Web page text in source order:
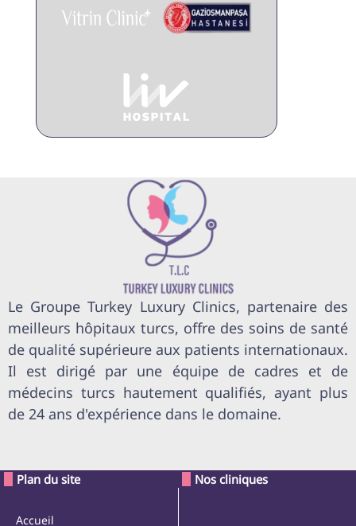
Le Groupe Turkey Luxury Clinics, partenaire des
meilleurs hôpitaux turcs, offre des soins de santé
de qualité supérieure aux patients internationaux.
Il est dirigé par une équipe de cadres et de
médecins turcs hautement qualifiés, ayant plus
de 24 ans d'expérience dans le domaine.
Plan du site
Accueil
Nos cliniques